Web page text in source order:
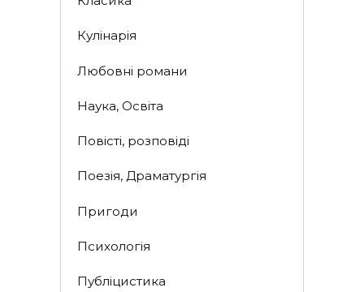
Кулінарія
Любовні романи
Наука, Освіта
Повісті, розповіді
Поезія, Драматургія
Пригоди
Психологія
Публіцистика